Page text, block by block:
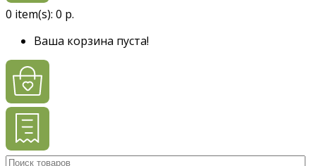
0 item(s): 0 р.
Ваша корзина пуста!